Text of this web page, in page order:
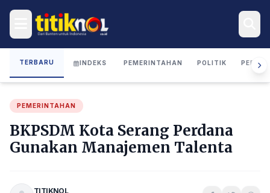
TERBARU INDEKS PEMERINTAHAN POLITIK
PEMERINTAHAN
BKPSDM Kota Serang Perdana
Gunakan Manajemen Talenta
TITIKNOL